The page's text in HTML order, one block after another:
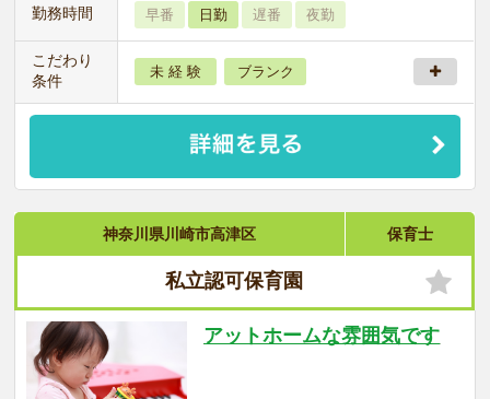
勤務時間 早番 日勤 遅番 夜勤
こだわり
条件
未 経 験 ブランク
神奈川県川崎市高津区 保育士
私立認可保育園
アットホームな雰囲気です